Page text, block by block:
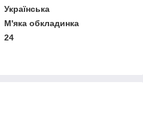
Українська
М'яка обкладинка
24